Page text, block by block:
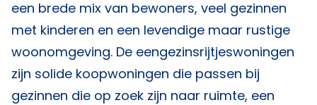
een brede mix van bewoners, veel gezinnen
met kinderen en een levendige maar rustige
woonomgeving. De eengezinsrijtjeswoningen
zijn solide koopwoningen die passen bij
gezinnen die op zoek zijn naar ruimte, een